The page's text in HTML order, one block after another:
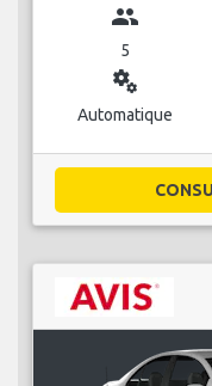
group
5
miscellaneous_services
Automatique